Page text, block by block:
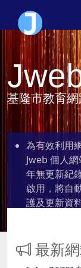
基隆市教育
為有效利用
Jweb 個人
年無更新紀
啟用，將自
護及更新資
最新